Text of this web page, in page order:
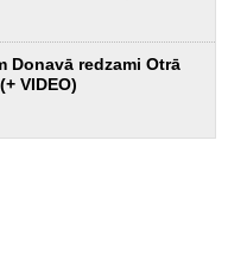
Donavā redzami Otrā
VIDEO)